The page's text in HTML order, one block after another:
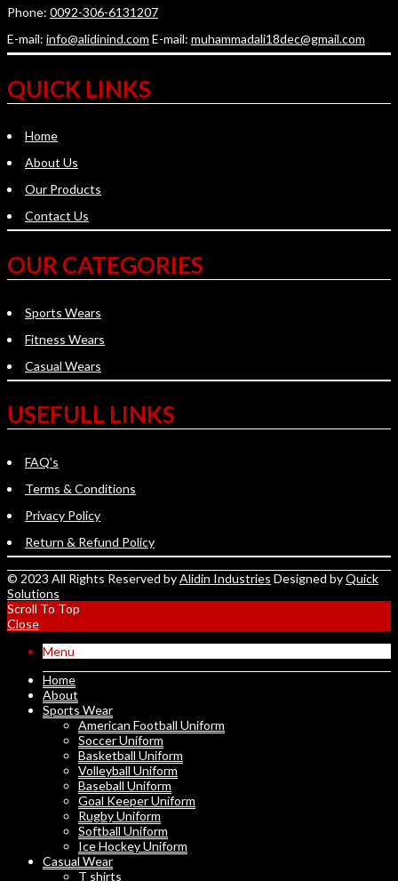
Phone: 0092-306-6131207
E-mail: info@alidinind.com E-mail: muhammadali18dec@gmail.com
QUICK LINKS
Home
About Us
Our Products
Contact Us
OUR CATEGORIES
Sports Wears
Fitness Wears
Casual Wears
USEFULL LINKS
FAQ's
Terms & Conditions
Privacy Policy
Return & Refund Policy
© 2023 All Rights Reserved byAlidin Industries Designed byQuick
Solutions
Scroll To Top
Close
Menu
Home
About
Sports Wear
American Football Uniform
Soccer Uniform
Basketball Uniform
Volleyball Uniform
Baseball Uniform
Goal Keeper Uniform
Rugby Uniform
Softball Uniform
Ice Hockey Uniform
Casual Wear
T shirts